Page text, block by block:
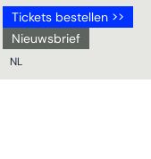
Tickets bestellen >>
Nieuwsbrief
NL